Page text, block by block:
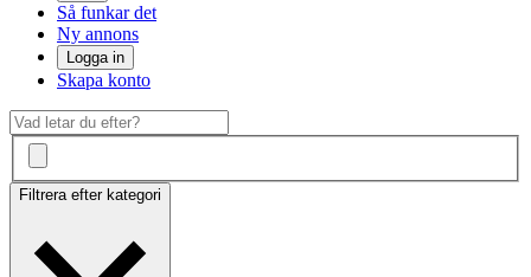
Så funkar det
Ny annons
Logga in
Skapa konto
Filtrera efter kategori